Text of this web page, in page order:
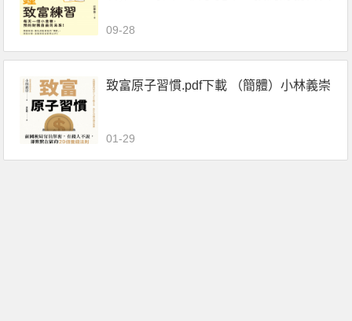
09-28
致富原子習慣.pdf下載 （簡體）小林義崇
01-29